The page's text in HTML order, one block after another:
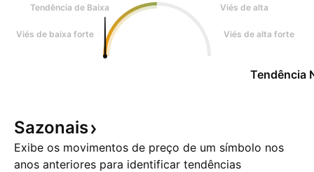
Tendência de Baixa
Viés de alta
Viés de baixa forte Viés de alta forte
Tendência
Sazonais
Exibe os movimentos de preço de um símbolo nos
anos anteriores para identificar tendências